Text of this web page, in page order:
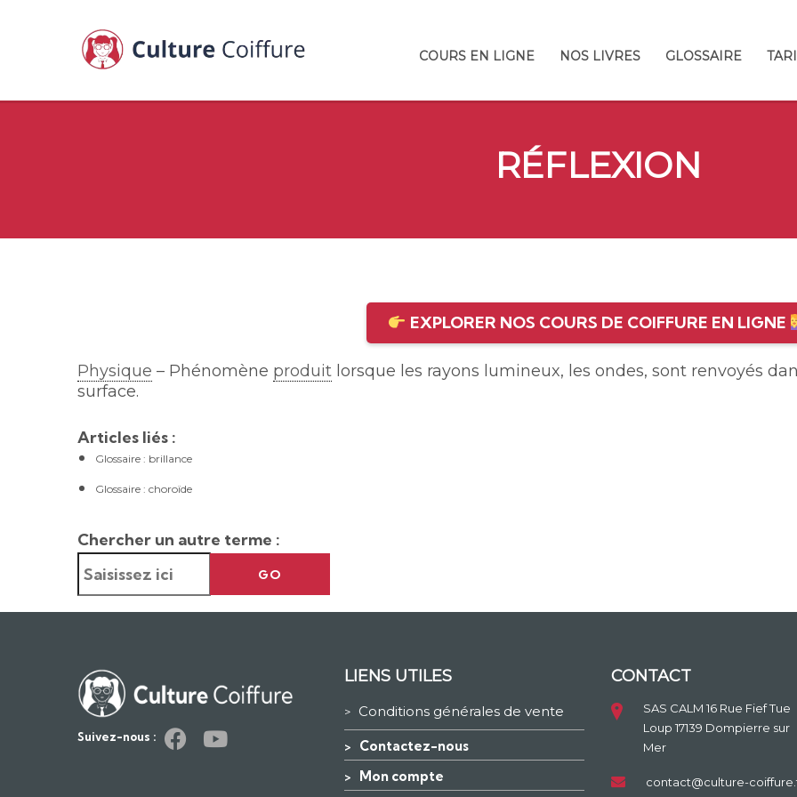
COURS EN LIGNE NOS LIVRES GLOSSAIRE
RÉFLEXION
EXPLORER NOS COURS DE COIFFURE EN LIGNE
Physique – Phénomène produit lorsque les rayons lumineux, les ondes, sont renvoyés
surface.
Articles liés :
Glossaire : brillance
Glossaire : choroïde
Chercher un autre terme :
GO
Suivez-nous :
LIENS UTILES
> Conditions générales de vente
> Contactez-nous
> Mon compte
CONTACT
SAS CALM 16 Rue Fief Tue
Loup 17139 Dompierre sur
Mer
contact@culture-